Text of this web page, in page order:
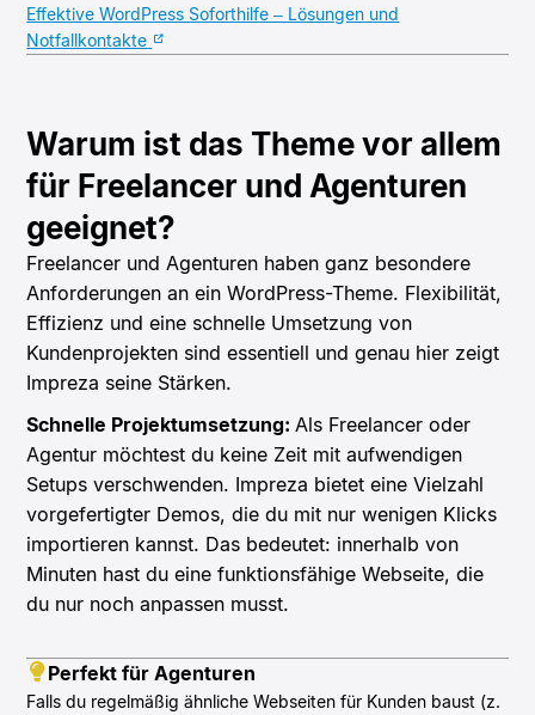
Effektive WordPress Soforthilfe – Lösungen und
Notfallkontakte
Warum ist das Theme vor allem
für Freelancer und Agenturen
geeignet?
Freelancer und Agenturen haben ganz besondere
Anforderungen an ein WordPress-Theme. Flexibilität,
Effizienz und eine schnelle Umsetzung von
Kundenprojekten sind essentiell und genau hier zeigt
Impreza seine Stärken.
Schnelle Projektumsetzung: Als Freelancer oder
Agentur möchtest du keine Zeit mit aufwendigen
Setups verschwenden. Impreza bietet eine Vielzahl
vorgefertigter Demos, die du mit nur wenigen Klicks
importieren kannst. Das bedeutet: innerhalb von
Minuten hast du eine funktionsfähige Webseite, die
du nur noch anpassen musst.
Perfekt für Agenturen
Falls du regelmäßig ähnliche Webseiten für Kunden baust (z.